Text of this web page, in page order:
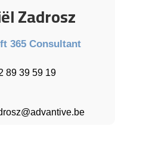
Zadrosz
365 Consultant
89 39 59 19